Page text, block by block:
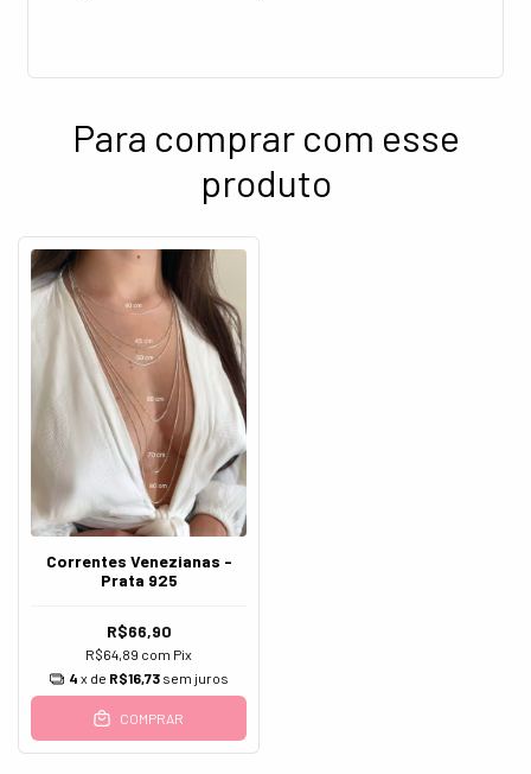
Para comprar com esse
produto
Correntes Venezianas -
Prata 925
R$66,90
R$64,89 com Pix
4 x de R$16,73 sem juros
COMPRAR